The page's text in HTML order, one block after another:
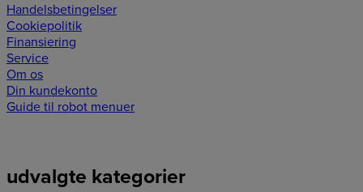
Handelsbetingelser
Cookiepolitik
Finansiering
Service
Om os
Din kundekonto
Guide til robot menuer
udvalgte kategorier